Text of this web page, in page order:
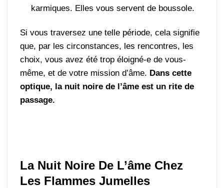
karmiques. Elles vous servent de boussole.
Si vous traversez une telle période, cela signifie
que, par les circonstances, les rencontres, les
choix, vous avez été trop éloigné-e de vous-
même, et de votre mission d’âme. Dans cette
optique, la nuit noire de l’âme est un rite de
passage.
La Nuit Noire De L’âme Chez
Les Flammes Jumelles